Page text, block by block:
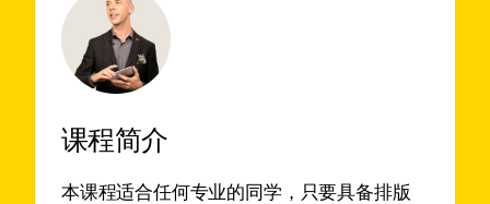
课程简介
本课程适合任何专业的同学，只要具备排版